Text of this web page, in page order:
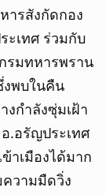
ารสังกัดกอง
ะเทศ ร่วมกับ
รมทหารพราน
งพบในคืน
งกำลังซุ่มเฝ้า
.อรัญประเทศ
าเมืองได้มาก
วามมืดวิ่ง